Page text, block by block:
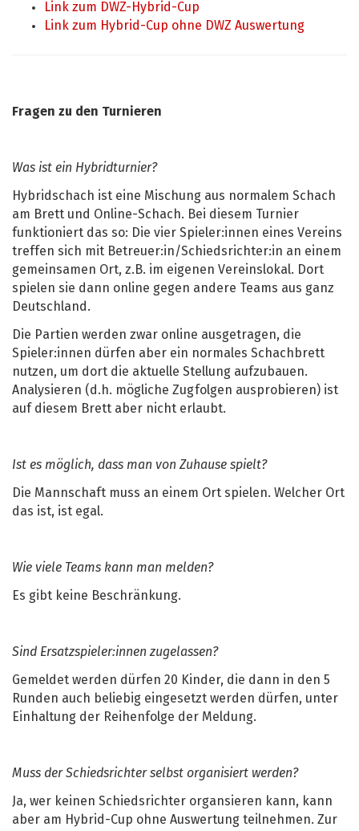
Link zum DWZ-Hybrid-Cup
Link zum Hybrid-Cup ohne DWZ Auswertung
Fragen zu den Turnieren
Was ist ein Hybridturnier?
Hybridschach ist eine Mischung aus normalem Schach
am Brett und Online-Schach. Bei diesem Turnier
funktioniert das so: Die vier Spieler:innen eines Vereins
treffen sich mit Betreuer:in/Schiedsrichter:in an einem
gemeinsamen Ort, z.B. im eigenen Vereinslokal. Dort
spielen sie dann online gegen andere Teams aus ganz
Deutschland.
Die Partien werden zwar online ausgetragen, die
Spieler:innen dürfen aber ein normales Schachbrett
nutzen, um dort die aktuelle Stellung aufzubauen.
Analysieren (d.h. mögliche Zugfolgen ausprobieren) ist
auf diesem Brett aber nicht erlaubt.
Ist es möglich, dass man von Zuhause spielt?
Die Mannschaft muss an einem Ort spielen. Welcher Ort
das ist, ist egal.
Wie viele Teams kann man melden?
Es gibt keine Beschränkung.
Sind Ersatzspieler:innen zugelassen?
Gemeldet werden dürfen 20 Kinder, die dann in den 5
Runden auch beliebig eingesetzt werden dürfen, unter
Einhaltung der Reihenfolge der Meldung.
Muss der Schiedsrichter selbst organisiert werden?
Ja, wer keinen Schiedsrichter organsieren kann, kann
aber am Hybrid-Cup ohne Auswertung teilnehmen. Zur